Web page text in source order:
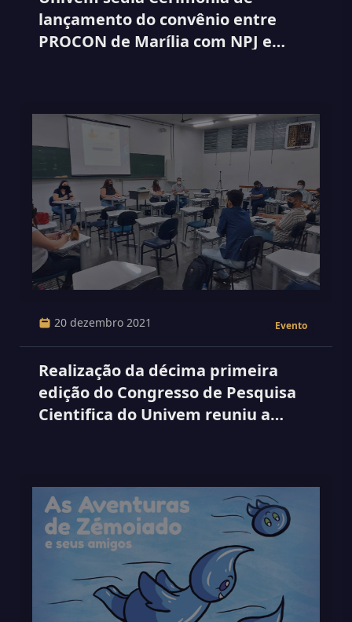
lançamento do convênio entre
PROCON de Marília com NPJ e
20 dezembro 2021 Evento
Realização da décima primeira
edição do Congresso de Pesquisa
Cientifica do Univem reuniu a